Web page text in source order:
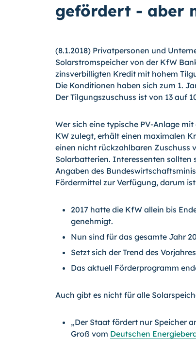
gefördert - aber
(8.1.2018) Privatpersonen und
Solarstromspeicher von der KfW
zinsverbilligten Kredit mit hohem
Die Konditionen haben sich zum 1.
Der Tilgungszuschuss ist von 13 auf
Wer sich eine typische PV-Anlage
KW zulegt, erhält einen maximalen
einen nicht rückzahlbaren Zuschuss
Solarbatterien. Interessenten sollten
Angaben des
Fördermittel zur Verfügung, darum
2017 hatte die KfW allein bis
genehmigt.
Nun sind für das gesamte Jahr
Setzt sich der Trend des
Das aktuell Förderprogramm
Auch gibt es nicht für alle
„Der Staat fördert nur Speicher
Groß vom Deutschen